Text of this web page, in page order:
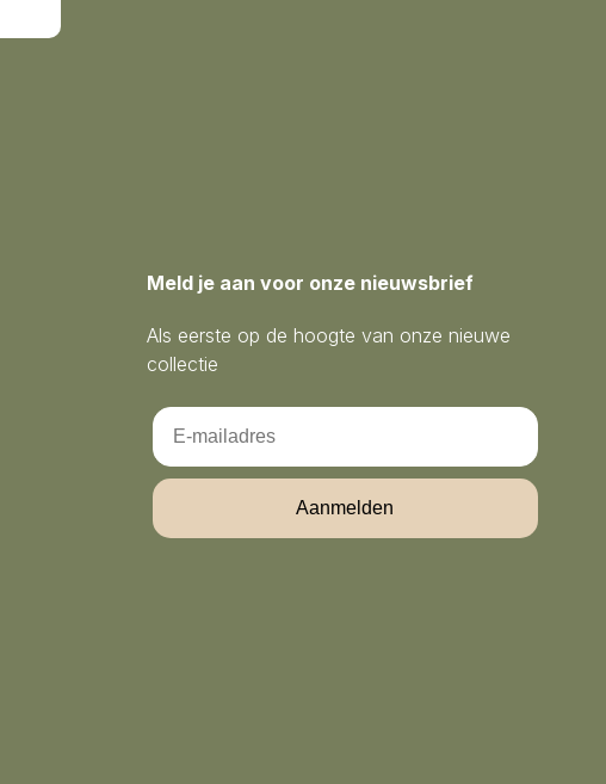
Meld je aan voor onze nieuwsbrief
Als eerste op de hoogte van onze nieuwe
collectie
Email
Aanmelden